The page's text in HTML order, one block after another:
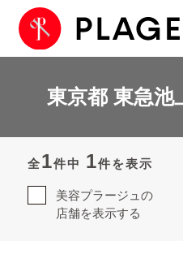
東京都 東急池
全1件中 1件を表示
美容プラージュの
店舗を表示する